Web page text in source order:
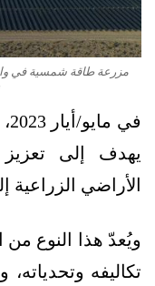
مزرعة طاقة شمسية في وادي
يهدف إلى
الأراضي
ويُعدّ هذا النوع من
تكاليفه